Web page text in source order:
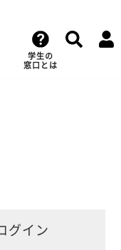
学生の
窓口とは
グイン